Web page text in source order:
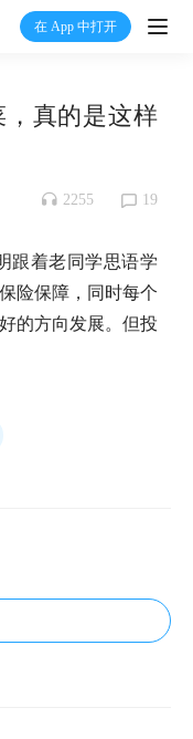
在 App 中打开
打
，真的是这样
2255 19
跟着老同学思语学
险保障，同时每个
的方向发展。但投
明的视野，正巧
害怕了。市场一天
变热的 7 月，佳明